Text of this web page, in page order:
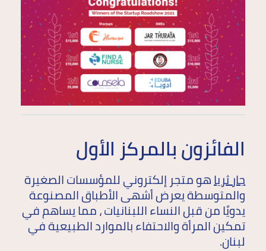
الفائزون بالمركز الأول
جار ثرياهو متجر إلكتروني للمؤسسات الصغيرة
والمتوسطة يعرض أشهى الأطباق المصنوعة
يدويًا من قبل النساء اللبنانيات ، مما يساهم في
تمكين المرأة والاحتفاء بالموارد الطبيعية في
لبنان.